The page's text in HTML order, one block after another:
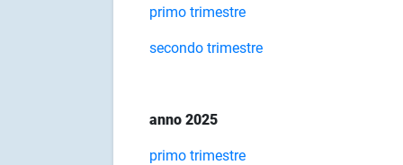
primo trimestre
secondo trimestre
anno 2025
primo trimestre